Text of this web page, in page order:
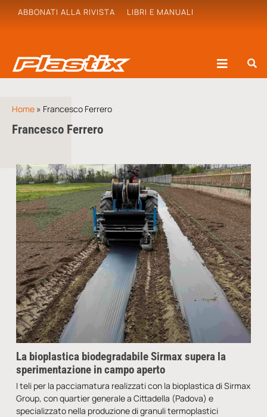
ABBONATI ALLA RIVISTA LIBRI E MANUALI
Home » Francesco Ferrero
Francesco Ferrero
La bioplastica biodegradabile Sirmax supera la
sperimentazione in campo aperto
I teli per la pacciamatura realizzati con la bioplastica di Sirmax
Group, con quartier generale a Cittadella (Padova) e
specializzato nella produzione di granuli termoplastici